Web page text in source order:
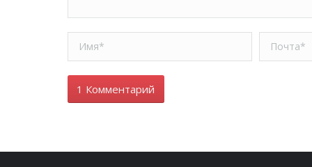
Имя * Почта *
1 Комментарий